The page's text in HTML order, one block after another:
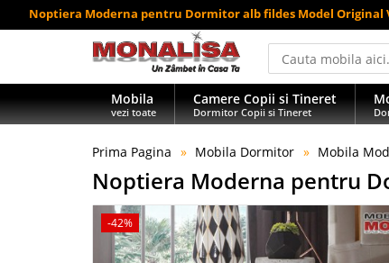
Noptiera Moderna pentru Dormitor alb fildes Model Original
Mobila
vezi toate
Camere Copii si Tineret
Dormitor Copii si Tineret
Prima Pagina Mobila Dormitor Mobila
Noptiera Moderna pentru
-42%